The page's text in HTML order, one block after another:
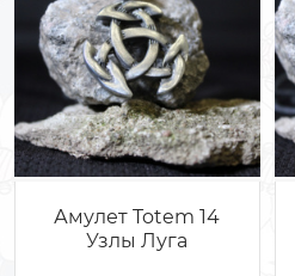
Амулет Totem 14
Узлы Луга